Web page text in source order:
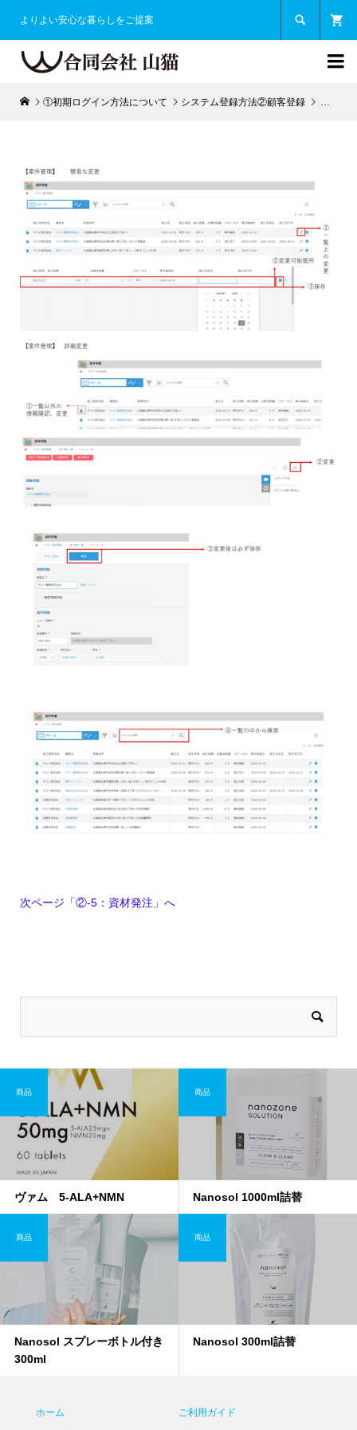
よりよい安心な暮らしをご提案 

①初期ログイン方法について システム登録方法②顧客登録 ②-4：
次ページ「②-5：資材発注」へ
ヴァム 5-ALA+NMN
商品
Nanosol 1000ml詰替
商品
Nanosol スプレーボトル付き
300ml
商品
Nanosol 300ml詰替
商品
ホーム
ご利用ガイド